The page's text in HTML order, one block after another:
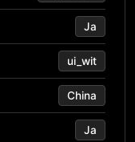
Ja
ui_wit
China
Ja